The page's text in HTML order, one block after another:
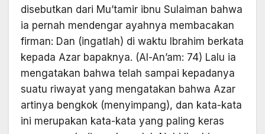
disebutkan dari Mu’tamir ibnu Sulaiman bahwa
ia pernah mendengar ayahnya membacakan
firman: Dan (ingatlah) di waktu Ibrahim berkata
kepada Azar bapaknya. (Al-An’am: 74) Lalu ia
mengatakan bahwa telah sampai kepadanya
suatu riwayat yang mengatakan bahwa Azar
artinya bengkok (menyimpang), dan kata-kata
ini merupakan kata-kata yang paling keras